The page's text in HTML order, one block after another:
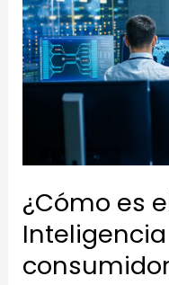
¿Cómo es
el
impacto
de
Inteligencia
Artificial
en
el
consumidor
para